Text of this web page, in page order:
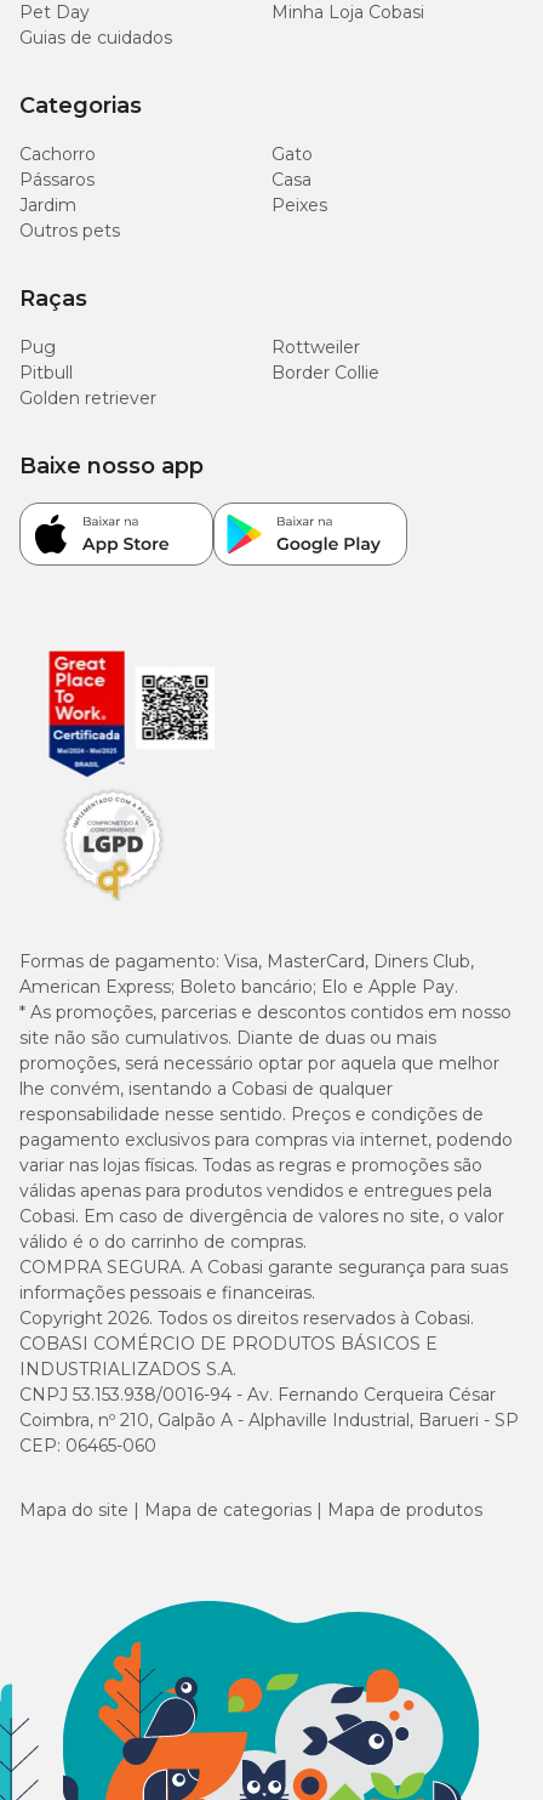
Pet Day
Minha Loja Cobasi
Guias de cuidados
Categorias
Cachorro
Gato
Pássaros
Casa
Jardim
Peixes
Outros pets
Raças
Pug
Rottweiler
Pitbull
Border Collie
Golden retriever
Formas de pagamento: Visa, MasterCard, Diners Club,
American Express; Boleto bancário; Elo e Apple Pay.
* As promoções, parcerias e descontos contidos em nosso
site não são cumulativos. Diante de duas ou mais
promoções, será necessário optar por aquela que melhor
lhe convém, isentando a Cobasi de qualquer
responsabilidade nesse sentido. Preços e condições de
pagamento exclusivos para compras via internet, podendo
variar nas lojas físicas. Todas as regras e promoções são
válidas apenas para produtos vendidos e entregues pela
Cobasi. Em caso de divergência de valores no site, o valor
válido é o do carrinho de compras.
COMPRA SEGURA. A Cobasi garante segurança para suas
informações pessoais e financeiras.
Copyright 2026. Todos os direitos reservados à Cobasi.
COBASI COMÉRCIO DE PRODUTOS BÁSICOS E
INDUSTRIALIZADOS S.A.
CNPJ 53.153.938/0016-94 - Av. Fernando Cerqueira César
Coimbra, nº 210, Galpão A - Alphaville Industrial, Barueri - SP
CEP: 06465-060
Baixe nosso app
Mapa do site Mapa de categorias Mapa de produtos